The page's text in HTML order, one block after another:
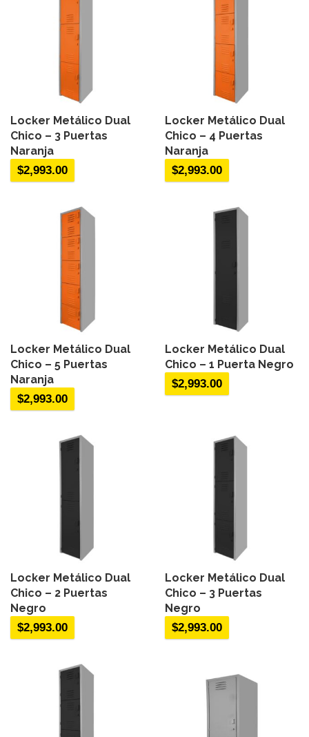
Locker Metálico Dual
Chico – 3 Puertas
Naranja
$2,993.00
Locker Metálico Dual
Chico – 4 Puertas
Naranja
$2,993.00
Locker Metálico Dual
Chico – 5 Puertas
Naranja
$2,993.00
Locker Metálico Dual
Chico – 1 Puerta Negro
$2,993.00
Locker Metálico Dual
Chico – 2 Puertas
Negro
$2,993.00
Locker Metálico Dual
Chico – 3 Puertas
Negro
$2,993.00